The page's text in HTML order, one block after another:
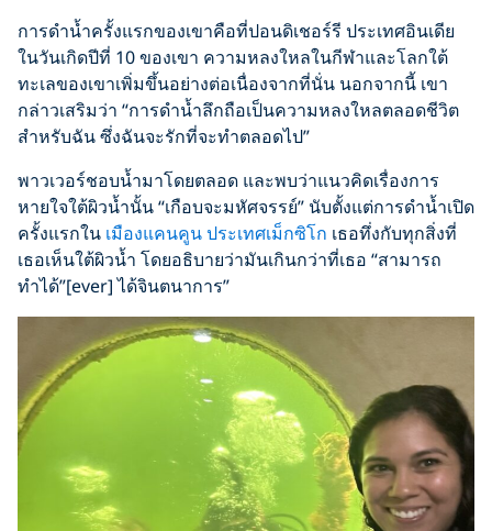
การดำน้ำครั้งแรกของเขาคือที่ปอนดิเชอร์รี ประเทศอินเดีย
ในวันเกิดปีที่ 10 ของเขา ความหลงใหลในกีฬาและโลกใต้
ทะเลของเขาเพิ่มขึ้นอย่างต่อเนื่องจากที่นั่น นอกจากนี้ เขา
กล่าวเสริมว่า “การดำน้ำลึกถือเป็นความหลงใหลตลอดชีวิต
สำหรับฉัน ซึ่งฉันจะรักที่จะทำตลอดไป”
พาวเวอร์ชอบน้ำมาโดยตลอด และพบว่าแนวคิดเรื่องการ
หายใจใต้ผิวน้ำนั้น “เกือบจะมหัศจรรย์” นับตั้งแต่การดำน้ำเปิด
ครั้งแรกใน เมืองแคนคูน ประเทศเม็กซิโก เธอทึ่งกับทุกสิ่งที่
เธอเห็นใต้ผิวน้ำ โดยอธิบายว่ามันเกินกว่าที่เธอ “สามารถ
ทำได้”[ever] ได้จินตนาการ”